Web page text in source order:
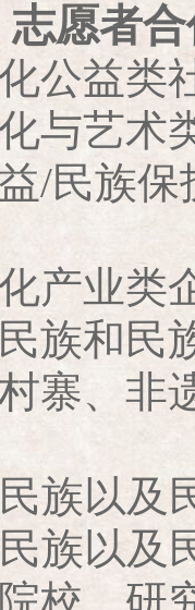
愿者
化公益类
化与艺
益/民族
化产业
民族和
寨、非
民族以
民族以